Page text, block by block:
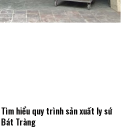
Tìm hiểu quy trình sản xuất ly sứ
Bát Tràng